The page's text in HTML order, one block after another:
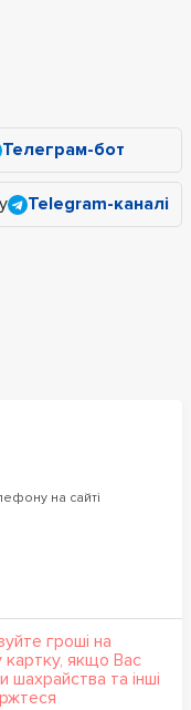
Телеграм-бот
Telegram-каналі
на сайті
гроші на
картку, якщо Вас
та інші